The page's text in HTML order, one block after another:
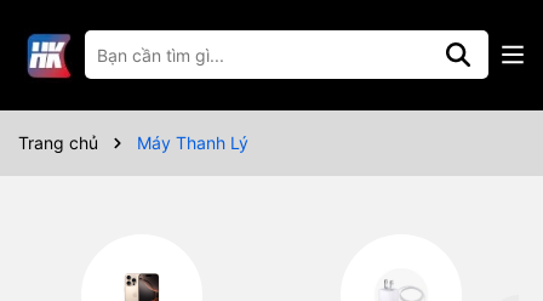
Trang chủ Máy Thanh Lý